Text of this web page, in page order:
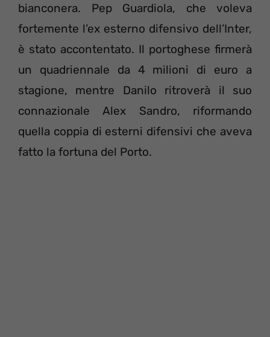
bianconera. Pep Guardiola, che voleva
fortemente l’ex esterno difensivo dell’Inter,
è stato accontentato. Il portoghese firmerà
un quadriennale da 4 milioni di euro a
stagione, mentre Danilo ritroverà il suo
connazionale Alex Sandro, riformando
quella coppia di esterni difensivi che aveva
fatto la fortuna del Porto.